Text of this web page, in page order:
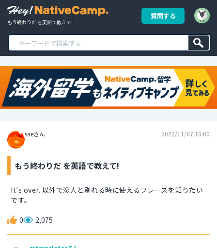
もう終わりだ を英語で教えて!
質問する
saeさん 2022/11/07 10:00
もう終わりだ を英語で教えて!
It’s over. 以外で恋人と別れる時に使えるフレーズを知りたい
です。
0 2,075